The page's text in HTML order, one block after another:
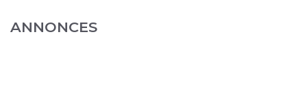
ANNONCES